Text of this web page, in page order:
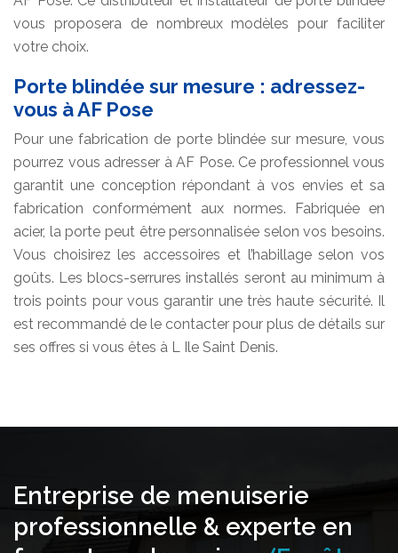
vous proposera de nombreux modèles pour faciliter
votre choix.
Porte blindée sur mesure : adressez-
vous à AF Pose
Pour une fabrication de porte blindée sur mesure, vous
pourrez vous adresser à AF Pose. Ce professionnel vous
garantit une conception répondant à vos envies et sa
fabrication conformément aux normes. Fabriquée en
acier, la porte peut être personnalisée selon vos besoins.
Vous choisirez les accessoires et l’habillage selon vos
goûts. Les blocs-serrures installés seront au minimum à
trois points pour vous garantir une très haute sécurité. Il
est recommandé de le contacter pour plus de détails sur
ses offres si vous êtes à L Ile Saint Denis.
Entreprise de menuiserie
professionnelle & experte en